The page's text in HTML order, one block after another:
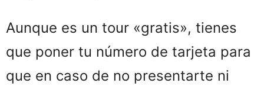
Aunque es un tour «gratis», tienes
que poner tu número de tarjeta para
que en caso de no presentarte ni